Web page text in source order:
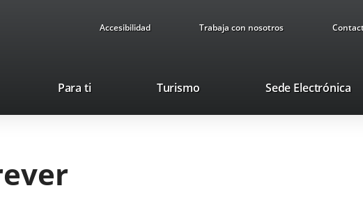
Accesibilidad Trabaja con nosotros
Para ti TurismoEste
se
Sede Electrónica